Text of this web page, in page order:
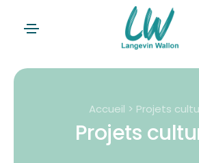
Accueil > Projets
Projets